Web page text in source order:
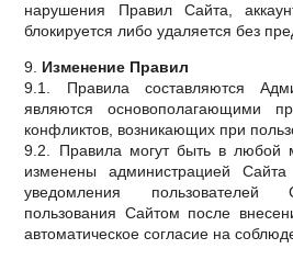
нарушения Правил Сайта,
блокируется либо удаляется без
9. Изменение Правил
9.1. Правила составляются
являются основополагающими
конфликтов, возникающих при
9.2. Правила могут быть в любой
изменены администрацией Сайта
уведомления пользователей
пользования Сайтом после
автоматическое согласие на